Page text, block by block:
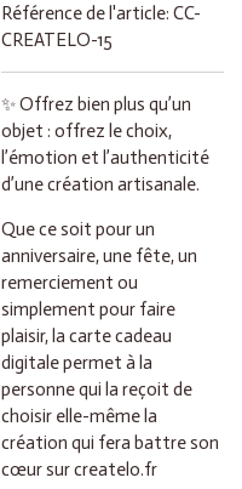
Référence de l'article: CC-
CREATELO-15
✨ Offrez bien plus qu’un
objet : offrez le choix,
l’émotion et l’authenticité
d’une création artisanale.
Que ce soit pour un
anniversaire, une fête, un
remerciement ou
simplement pour faire
plaisir, la carte cadeau
digitale permet à la
personne qui la reçoit de
choisir elle-même la
création qui fera battre son
cœur sur createlo.fr